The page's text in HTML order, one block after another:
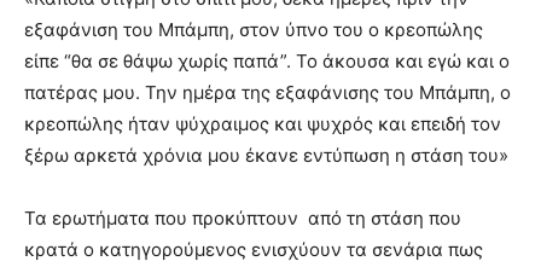
εξαφάνιση του Μπάμπη, στον ύπνο του ο κρεοπώλης
είπε “θα σε θάψω χωρίς παπά”. Το άκουσα και εγώ και ο
πατέρας μου. Την ημέρα της εξαφάνισης του Μπάμπη, ο
κρεοπώλης ήταν ψύχραιμος και ψυχρός και επειδή τον
ξέρω αρκετά χρόνια μου έκανε εντύπωση η στάση του»
Τα ερωτήματα που προκύπτουν από τη στάση που
κρατά ο κατηγορούμενος ενισχύουν τα σενάρια πως